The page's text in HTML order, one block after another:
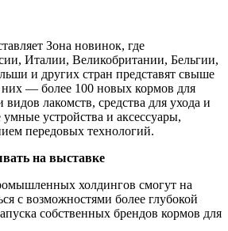
Зона новинок, где
Италии, Великобритании, Бельгии,
и других стран представят свыше
— более 100 новых кормов для
видов лакомств, средства для ухода и
устройства и аксессуары,
передовых технологий.
на выставке
холдингов смогут на
с возможностями более глубокой
собственных брендов кормов для